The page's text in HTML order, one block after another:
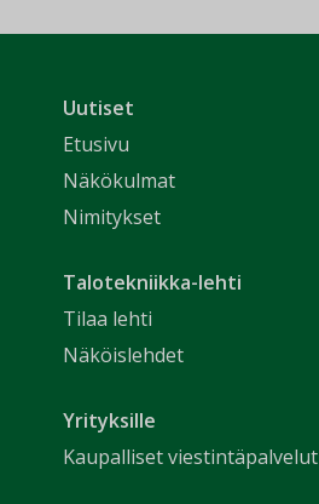
Uutiset
Etusivu
Näkökulmat
Nimitykset
Talotekniikka-lehti
Tilaa lehti
Näköislehdet
Yrityksille
Kaupalliset viestintäpalvelut